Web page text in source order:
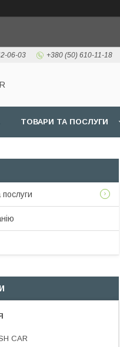
06-03 +380 (50) 610-11-18
ТОВАРИ ТА ПОСЛУГИ
CAR